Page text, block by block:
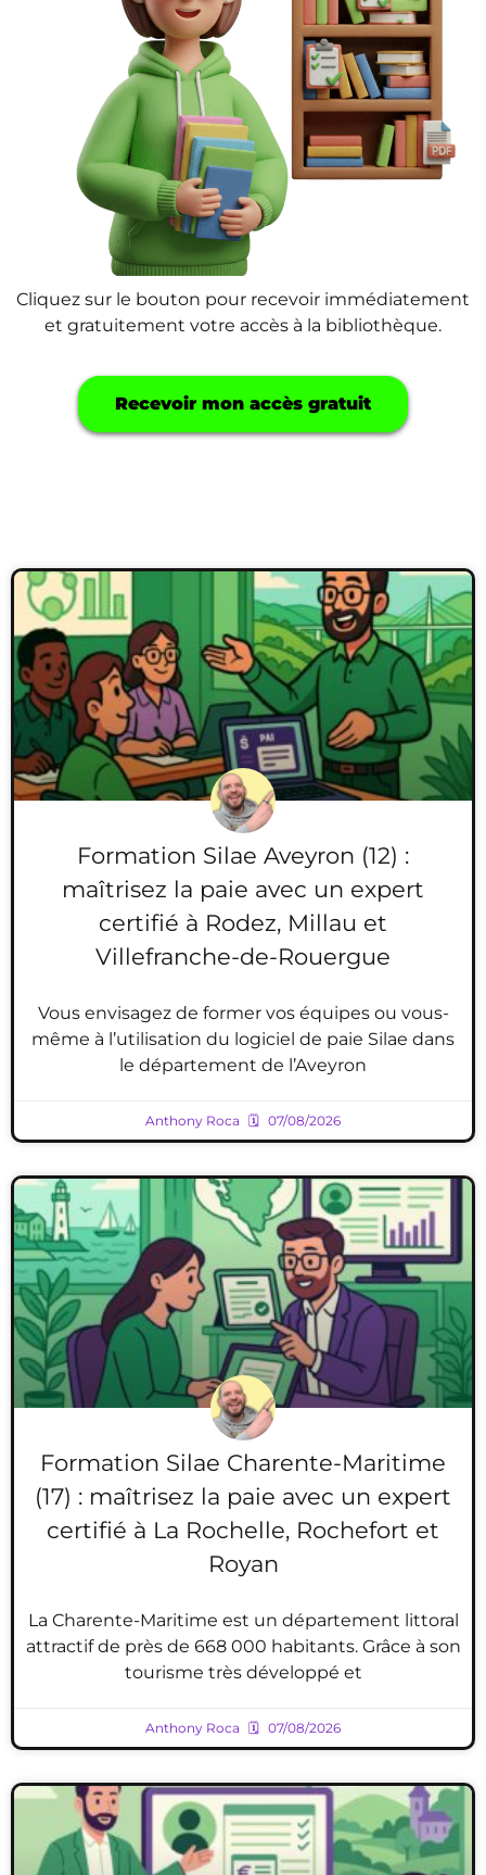
Cliquez sur le bouton pour recevoir immédiatement
et gratuitement votre accès à la bibliothèque.
Recevoir mon accès gratuit
Formation Silae Aveyron (12) :
maîtrisez la paie avec un expert
certifié à Rodez, Millau et
Villefranche-de-Rouergue
Vous envisagez de former vos équipes ou vous-
même à l’utilisation du logiciel de paie Silae dans
le département de l’Aveyron
Anthony Roca 07/08/2026
Formation Silae Charente-Maritime
(17) : maîtrisez la paie avec un expert
certifié à La Rochelle, Rochefort et
Royan
La Charente-Maritime est un département littoral
attractif de près de 668 000 habitants. Grâce à son
tourisme très développé et
Anthony Roca 07/08/2026